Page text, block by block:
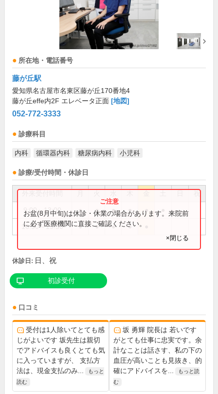
所在地・電話番号
藤が丘駅
愛知県名古屋市名東区藤が丘170番地4
藤が丘effe内2F エレベータ正面 [地図]
052-772-3333
診療科目
内科 循環器内科 糖尿病内科 小児科
診療/受付時間・休診日
祝
9:00～13:00 ● ● ● ● ●
16:30～19:30 ● ● ● ●
お盆(8月中旬)は休診・休業の場合があります。来院前
に必ず医療機関に直接ご確認ください。
×閉じる
休診日: 日、祝
初診受付
口コミ
受付は1人除いてとても感
じがよいです 坂先生は親切
でアドバイスも良くとても気
に入っていますが、 支払方
法は、現金支払のみ...
もっと
読む
坂 勇輝 院長は 若いです
がとても仕事に忠実です。余
計なことは話さす、私の下の
血圧が高いことも見抜き、的
確にアドバイスを...
もっと読
む